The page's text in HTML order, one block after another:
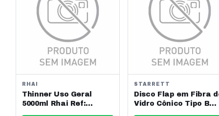
RHAI
Thinner Uso Geral
5000ml Rhai Ref:
STARRETT
Disco Flap em Fibra
Vidro Cônico Tipo B